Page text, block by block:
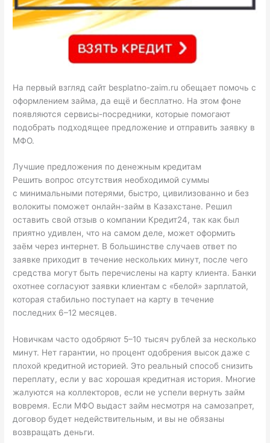
На первый взгляд сайт besplatno-zaim.ru обещает помочь с
оформлением займа, да ещё и бесплатно. На этом фоне
появляются сервисы-посредники, которые помогают
подобрать подходящее предложение и отправить заявку в
МФО.
Лучшие предложения по денежным кредитам
Решить вопрос отсутствия необходимой суммы
с минимальными потерями, быстро, цивилизованно и без
волокиты поможет онлайн-займ в Казахстане. Решил
оставить свой отзыв о компании Кредит24, так как был
приятно удивлен, что на самом деле, может оформить
заём через интернет. В большинстве случаев ответ по
заявке приходит в течение нескольких минут, после чего
средства могут быть перечислены на карту клиента. Банки
охотнее согласуют заявки клиентам с «белой» зарплатой,
которая стабильно поступает на карту в течение
последних 6–12 месяцев.
Новичкам часто одобряют 5–10 тысяч рублей за несколько
минут. Нет гарантии, но процент одобрения высок даже с
плохой кредитной историей. Это реальный способ снизить
переплату, если у вас хорошая кредитная история. Многие
жалуются на коллекторов, если не успели вернуть займ
вовремя. Если МФО выдаст займ несмотря на самозапрет,
договор будет недействительным, и вы не обязаны
возвращать деньги.